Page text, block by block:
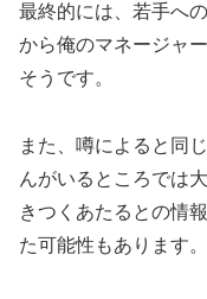
最終的には、若手へ
から俺のマネージャ
そうです。
また、噂によると同
んがいるところでは
きつくあたるとの情
た可能性もあります。